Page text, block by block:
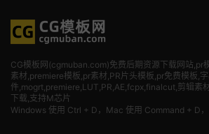
CG模板网(cgmuban.com)免费后期资源下载网站,pr
素材 ,premiere模板,pr素材,PR片头模板,pr免费模板,
件,mogrt,premiere,LUT,PR,AE,fcpx,finalcut,剪辑素
下载,支持M芯片
Windows 使用 Ctrl + D，Mac 使用 Command + D